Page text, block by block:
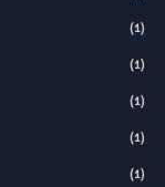
(1)
(1)
(1)
(1)
(1)